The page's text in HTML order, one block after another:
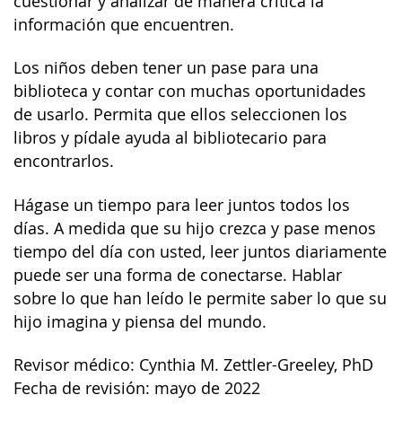
información que encuentren.
Los niños deben tener un pase para una
biblioteca y contar con muchas oportunidades
de usarlo. Permita que ellos seleccionen los
libros y pídale ayuda al bibliotecario para
encontrarlos.
Hágase un tiempo para leer juntos todos los
días. A medida que su hijo crezca y pase menos
tiempo del día con usted, leer juntos diariamente
puede ser una forma de conectarse. Hablar
sobre lo que han leído le permite saber lo que su
hijo imagina y piensa del mundo.
Revisor médico: Cynthia M. Zettler-Greeley, PhD
Fecha de revisión: mayo de 2022